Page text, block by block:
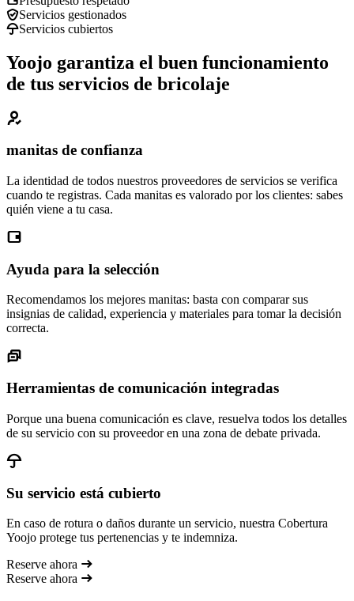
Servicios gestionados
Servicios cubiertos
Yoojo garantiza el buen funcionamiento
de tus servicios de bricolaje
manitas de confianza
La identidad de todos nuestros proveedores de servicios se verifica
cuando te registras. Cada manitas es valorado por los clientes: sabes
quién viene a tu casa.
Ayuda para la selección
Recomendamos los mejores manitas: basta con comparar sus
insignias de calidad, experiencia y materiales para tomar la decisión
correcta.
Herramientas de comunicación integradas
Porque una buena comunicación es clave, resuelva todos los detalles
de su servicio con su proveedor en una zona de debate privada.
Su servicio está cubierto
En caso de rotura o daños durante un servicio, nuestra Cobertura
Yoojo protege tus pertenencias y te indemniza.
Reserve ahora
Reserve ahora